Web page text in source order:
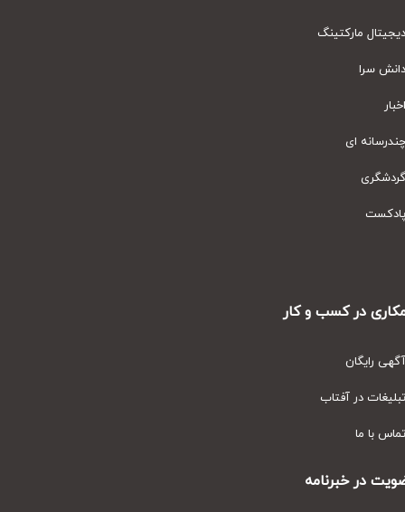
مارکتینگ
سرا
ای
در کسب و کار
رایگان
در آفتاب
با ما
در خبرنامه